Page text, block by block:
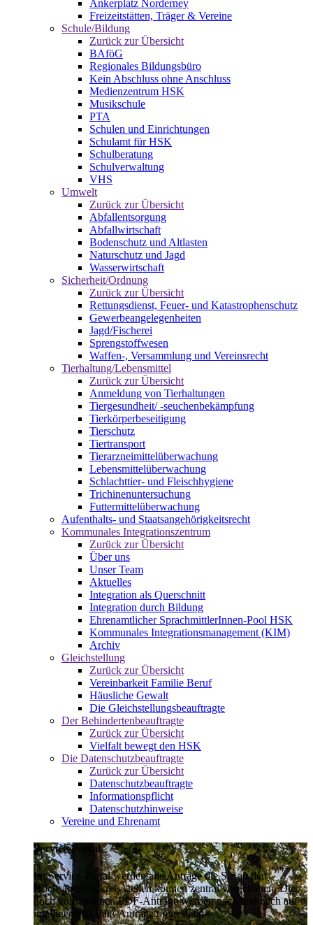
Ankerplatz Norderney
Freizeitstätten, Träger & Vereine
Schule/Bildung
Zurück zur Übersicht
BAföG
Regionales Bildungsbüro
Kein Abschluss ohne Anschluss
Medienzentrum HSK
Musikschule
PTA
Schulen und Einrichtungen
Schulamt für HSK
Schulberatung
Schulverwaltung
VHS
Umwelt
Zurück zur Übersicht
Abfallentsorgung
Abfallwirtschaft
Bodenschutz und Altlasten
Naturschutz und Jagd
Wasserwirtschaft
Sicherheit/Ordnung
Zurück zur Übersicht
Rettungsdienst, Feuer- und Katastrophenschutz
Gewerbeangelegenheiten
Jagd/Fischerei
Sprengstoffwesen
Waffen-, Versammlung und Vereinsrecht
Tierhaltung/Lebensmittel
Zurück zur Übersicht
Anmeldung von Tierhaltungen
Tiergesundheit/ -seuchenbekämpfung
Tierkörperbeseitigung
Tierschutz
Tiertransport
Tierarzneimittelüberwachung
Lebensmittelüberwachung
Schlachttier- und Fleischhygiene
Trichinenuntersuchung
Futtermittelüberwachung
Aufenthalts- und Staatsangehörigkeitsrecht
Kommunales Integrationszentrum
Zurück zur Übersicht
Über uns
Unser Team
Aktuelles
Integration als Querschnitt
Integration durch Bildung
Ehrenamtlicher SprachmittlerInnen-Pool HSK
Kommunales Integrationsmanagement (KIM)
Archiv
Gleichstellung
Zurück zur Übersicht
Vereinbarkeit Familie Beruf
Häusliche Gewalt
Die Gleichstellungsbeauftragte
Der Behindertenbeauftragte
Zurück zur Übersicht
Vielfalt bewegt den HSK
Die Datenschutzbeauftragte
Zurück zur Übersicht
Datenschutzbeauftragte
Informationspflicht
Datenschutzhinweise
Vereine und Ehrenamt
Service-Portal
Im Service-Portal werden alle Anträge die Sie an den
Hochsauerlandkreis stellen können zentral vorgehalten. Die
noch vorhandenen PDF-Anträge werden nach und nach auf
intelligente Online-Anträge umgestellt.